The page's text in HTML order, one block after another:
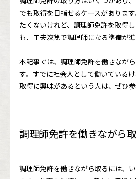
でも取得を目指せるケースがありま
たくないけれど、調理師免許を取得
も、工夫次第で調理師になる準備が進
本記事では、調理師免許を働きなが
す。すでに社会人として働いている
取得に興味があるという人は、ぜひ参
調理師免許を働きながら
調理師免許を働きながら取るには、